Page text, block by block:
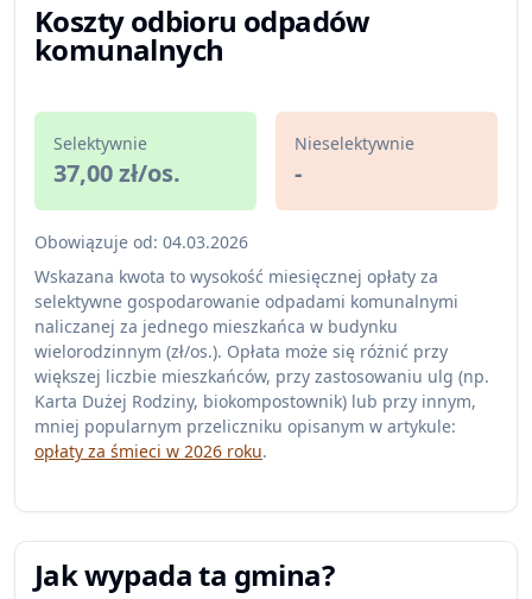
Koszty odbioru odpadów
komunalnych
Selektywnie
37,00 zł/os.
Nieselektywnie
-
Obowiązuje od: 04.03.2026
Wskazana kwota to wysokość miesięcznej opłaty za
selektywne gospodarowanie odpadami komunalnymi
naliczanej za jednego mieszkańca w budynku
wielorodzinnym (zł/os.). Opłata może się różnić przy
większej liczbie mieszkańców, przy zastosowaniu ulg (np.
Karta Dużej Rodziny, biokompostownik) lub przy innym,
mniej popularnym przeliczniku opisanym w artykule:
opłaty za śmieci w 2026 roku.
Jak wypada ta gmina?